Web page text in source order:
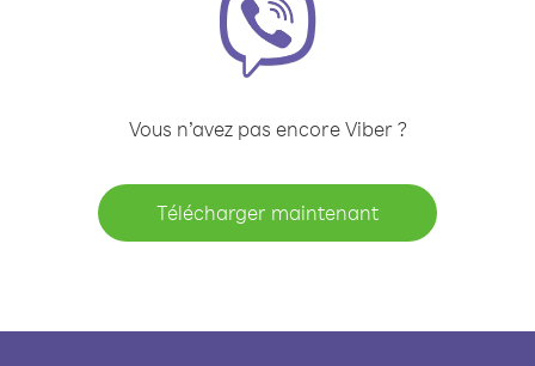
Vous n’avez pas encore Viber ?
Télécharger maintenant